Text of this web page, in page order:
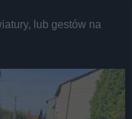
lub gestów na